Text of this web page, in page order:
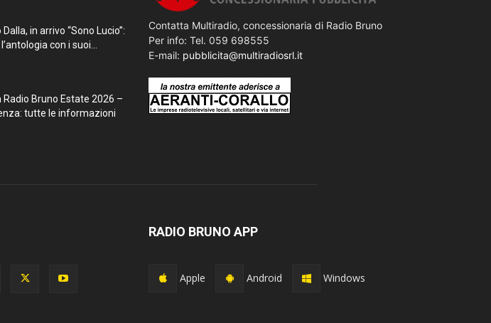
Dalla, in arrivo “Sono Lucio”:
con i suoi...
Radio Bruno Estate 2026 –
tutte le informazioni
Contatta Multiradio, concessionaria di Radio Bruno
Per info: Tel. 059 698555
E-mail: pubblicita@multiradiosrl.it
RADIO BRUNO APP
Apple Android Windows